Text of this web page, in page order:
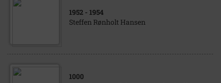
1952 - 1954
Steffen Rønholt Hansen
1000